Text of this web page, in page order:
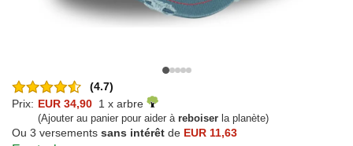
(4.7)
Prix: EUR 34,90 1 x arbre
(Ajouter au panier pour aider à reboiser la planète)
Ou 3 versements sans intérêt de EUR 11,63